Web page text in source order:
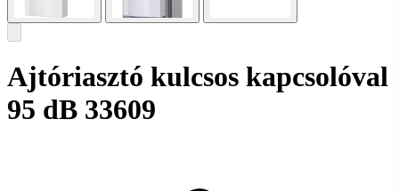
Ajtóriasztó kulcsos kapcsolóval
95 dB 33609